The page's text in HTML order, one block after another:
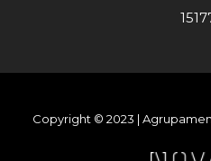
Copyright © 2023 |